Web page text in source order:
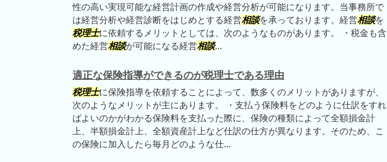
性の高い実現可能な経営計画の作成や経営分析が可能になります。当事務所で
は経営分析や経営診断をはじめとする経営相談を承っております。経営相談を
税理士に依頼するメリットとしては、次のようなものがあります。 ・税金も含
めた経営相談が可能になる経営相談...
適正な保険指導ができるのが税理士である理由
税理士に保険指導を依頼することによって、数多くのメリットがありますが、
次のようなメリットが主にあります。 ・支払う保険料をどのように仕訳をすれ
ばよいのかがわかる保険料を支払った際に、保険の種類によって全額損金計
上、半額損金計上、全額資産計上など仕訳の仕方が異なります。そのため、こ
の保険に加入したら毎月どのような仕...